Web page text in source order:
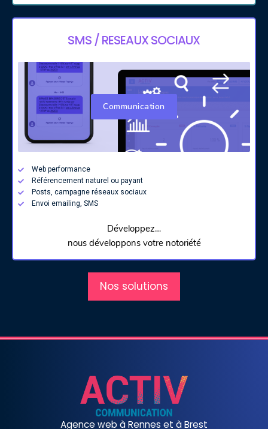
SMS / RESEAUX SOCIAUX
Communication
Web performance
Référencement naturel ou payant
Posts, campagne réseaux sociaux
Envoi emailing, SMS
Développez…
nous développons votre notoriété
Nos solutions
Agence web à Rennes et à Brest